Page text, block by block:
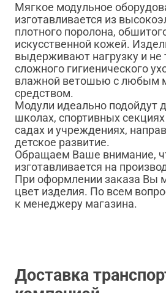
Мягкое модульное
изготавливается из
плотного поролона,
искусственной кожей.
выдерживают нагрузку и не
сложного гигиенического
влажной ветошью с
средством.
Модули идеально подойдут
школах, спортивных секциях
садах и учреждениях,
детское развитие.
Обращаем Ваше внимание,
изготавливается на
При оформлении заказа Вы
цвет изделия. По всем
к менеджеру магазина.
Доставка